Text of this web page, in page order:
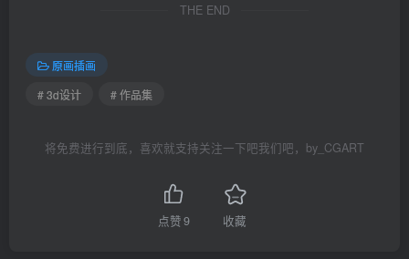
THE END
原画插画
# 3d设计
# 作品集
将免费进行到底，喜欢就支持关注一下吧我们吧，by_CGART
点赞9 收藏